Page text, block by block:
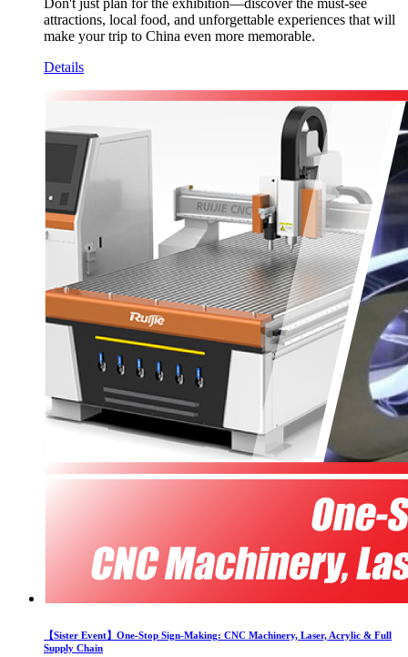
Don't just plan for the exhibition—discover the must-see
attractions, local food, and unforgettable experiences that will
make your trip to China even more memorable.
Details
【Sister Event】One-Stop Sign-Making: CNC Machinery, Laser, Acrylic & Full
Supply Chain